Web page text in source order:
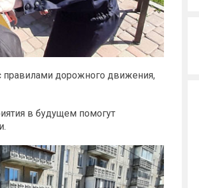
правилами дорожного движения,
в будущем помогут